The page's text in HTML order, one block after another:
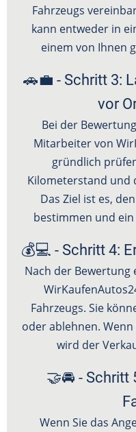
Fahrzeugs
kann entweder in
einem von Ihnen
🚗💼 - Schritt 3:
vor
Bei der
Mitarbeiter von
gründlich
Kilometerstand und
Das Ziel ist es,
bestimmen und
💰💻 - Schritt 4:
Nach der Bewertung
Fahrzeugs. Sie
oder ablehnen.
wird der
🤝🚘 - Schritt
Wenn Sie das